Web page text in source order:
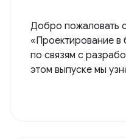
Добро пожаловать
«Проектирование
по связям с
этом выпуске мы